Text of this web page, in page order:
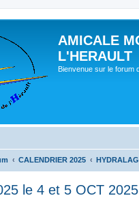
AMICALE
L'HERAULT
Bienvenue sur le forum
CALENDRIER 2025
le 4 et 5 OCT 2025